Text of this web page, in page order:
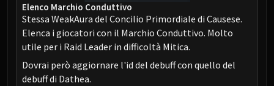
Elenco Marchio Conduttivo
Stessa WeakAura del Concilio Primordiale di Causese.
Elenca i giocatori con il Marchio Conduttivo. Molto
utile per i Raid Leader in difficoltà Mitica.
Dovrai però aggiornare l'id del debuff con quello del
debuff di Dathea.